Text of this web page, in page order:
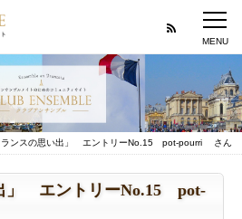
ランスの思い出」 エントリーNo.15 pot-pourri さん
」 エントリーNo.15 pot-